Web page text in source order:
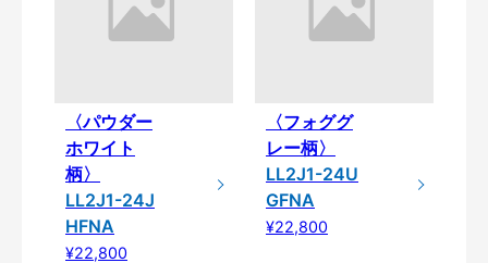
〈パウダー
ホワイト
柄〉
LL2J1-24J
HFNA
¥22,800
〈フォググ
レー柄〉
LL2J1-24U
GFNA
¥22,800